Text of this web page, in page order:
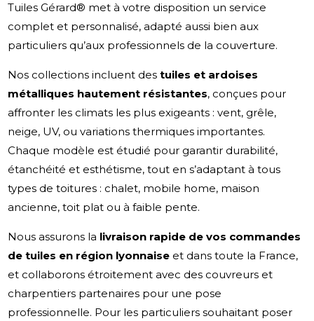
Tuiles Gérard® met à votre disposition un service
complet et personnalisé, adapté aussi bien aux
particuliers qu’aux professionnels de la couverture.
Nos collections incluent destuiles et ardoises
métalliques hautement résistantes, conçues pour
affronter les climats les plus exigeants : vent, grêle,
neige, UV, ou variations thermiques importantes.
Chaque modèle est étudié pour garantir durabilité,
étanchéité et esthétisme, tout en s’adaptant à tous
types de toitures : chalet, mobile home, maison
ancienne, toit plat ou à faible pente.
Nous assurons la livraison rapide de vos commandes
de tuiles en région lyonnaise et dans toute la France,
et collaborons étroitement avec des couvreurs et
charpentiers partenaires pour une pose
professionnelle. Pour les particuliers souhaitant poser